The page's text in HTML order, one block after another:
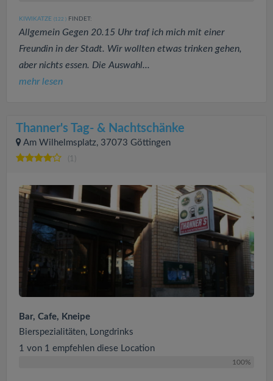
KIWIKATZE (122 ) FINDET:
Allgemein Gegen 20.15 Uhr traf ich mich mit einer
Freundin in der Stadt. Wir wollten etwas trinken gehen,
aber nichts essen. Die Auswahl...
mehr lesen
Thanner's Tag- & Nachtschänke
Am Wilhelmsplatz, 37073 Göttingen
(1)
Bar, Cafe, Kneipe
Bierspezialitäten, Longdrinks
1 von 1 empfehlen diese Location
100%